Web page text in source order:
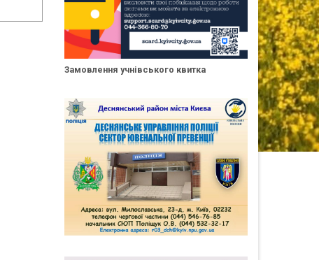
Замовлення учнівського квитка